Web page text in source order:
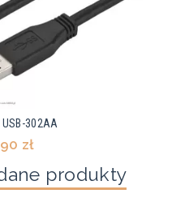
302AA
zł
produkty